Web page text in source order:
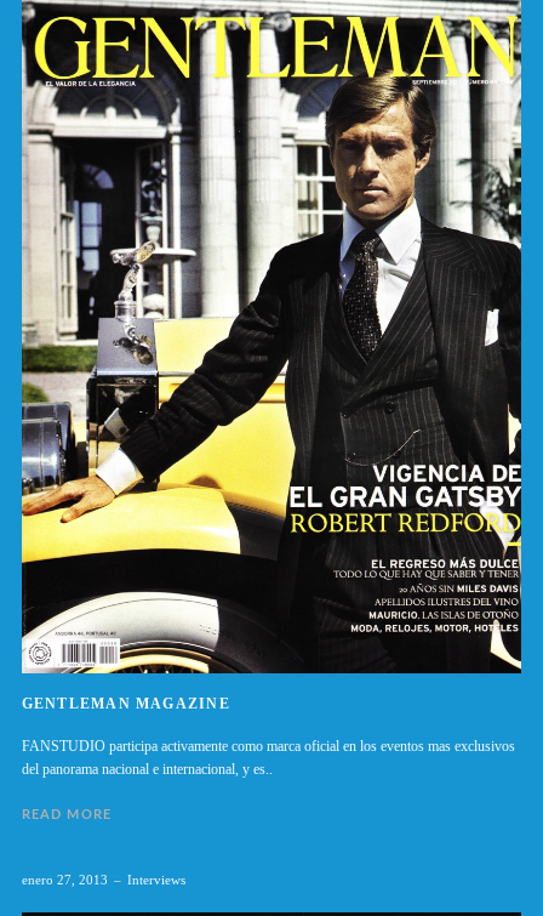
GENTLEMAN MAGAZINE
FANSTUDIO participa activamente como marca oficial en los eventos mas exclusivos
del panorama nacional e internacional, y es..
READ MORE
enero 27, 2013 Interviews